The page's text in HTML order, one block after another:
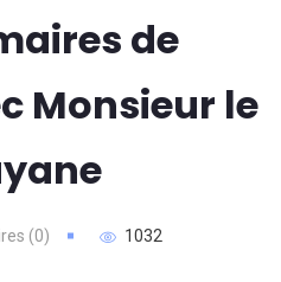
de
Monsieur le
(0) 1032